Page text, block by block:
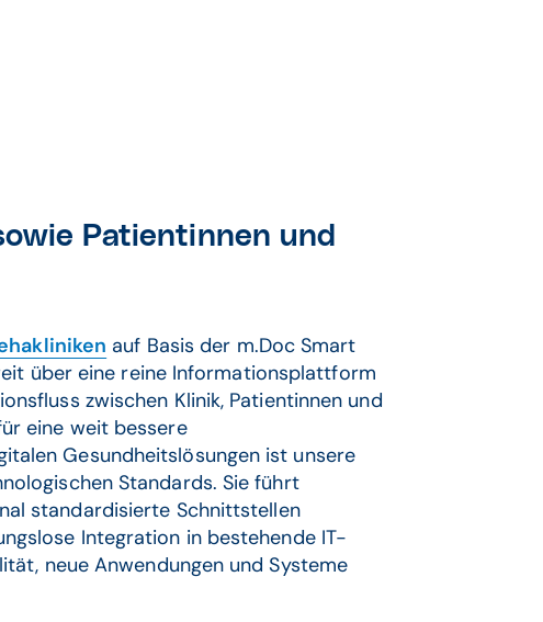
Patientinnen und
auf Basis der m.Doc Smart
über eine reine Informationsplattform
zwischen Klinik, Patientinnen und
eine weit bessere
Gesundheitslösungen ist unsere
Standards. Sie führt
standardisierte Schnittstellen
Integration in bestehende IT-
neue Anwendungen und Systeme